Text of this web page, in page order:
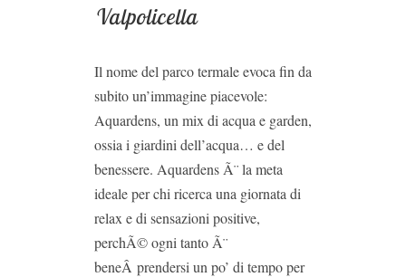
Valpolicella
Il nome del parco termale evoca fin da
subito un’immagine piacevole:
Aquardens, un mix di acqua e garden,
ossia i giardini dell’acqua… e del
benessere. Aquardens Ã¨ la meta
ideale per chi ricerca una giornata di
relax e di sensazioni positive,
perchÃ© ogni tanto Ã¨
beneÂ prendersi un po’ di tempo per